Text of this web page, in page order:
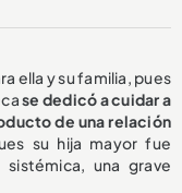
ella y su familia, pues
se dedicó a cuidar a
de una relación
su hija mayor fue
una grave